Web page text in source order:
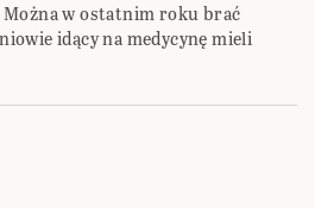
Można w ostatnim roku brać
idący na medycynę mieli